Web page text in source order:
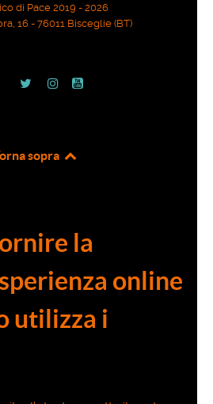
di Pace 2019 - 2026
16 - 76011 Bisceglie (BT)
sopra
la
online
utilizza i